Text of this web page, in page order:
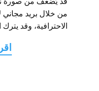
من خلال بريد مجاني
الاحترافية، وقد